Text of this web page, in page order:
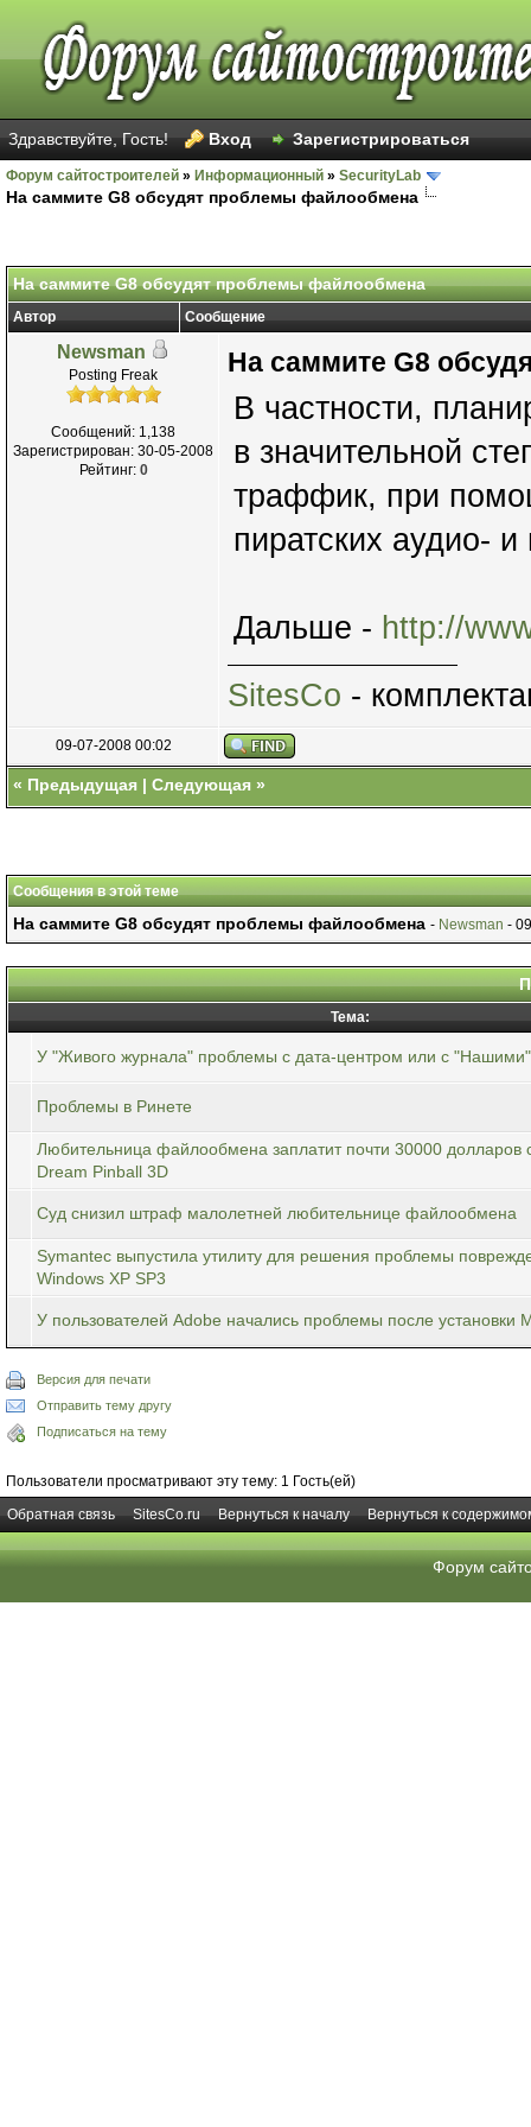
Здравствуйте, Гость! Вход Зарегистрироваться
Форум сайтостроителей » Информационный » SecurityLab
На саммите G8 обсудят проблемы файлообмена
На саммите G8 обсудят проблемы файлообмена
Автор Сообщение
Newsman
Posting Freak
Сообщений: 1,138
Зарегистрирован: 30-05-2008
Рейтинг: 0
На саммите G8
В частности,
в значительной
траффик, при
пиратских аудио-
Дальше - http://
SitesCo -
09-07-2008 00:02
« Предыдущая | Следующая »
Сообщения в этой теме
На саммите G8 обсудят проблемы файлообмена - Newsman -
Тема:
У "Живого журнала" проблемы с дата-центром или с "Нашими"
Проблемы в Ринете
Любительница файлообмена заплатит почти 30000 долларов
Dream Pinball 3D
Суд снизил штраф малолетней любительнице файлообмена
Symantec выпустила утилиту для решения проблемы
Windows XP SP3
У пользователей Adobe начались проблемы после установки
Версия для печати
Отправить тему другу
Подписаться на тему
Пользователи просматривают эту тему: 1 Гость(ей)
Обратная связь
SitesCo.ru Вернуться к началу Вернуться к
Форум